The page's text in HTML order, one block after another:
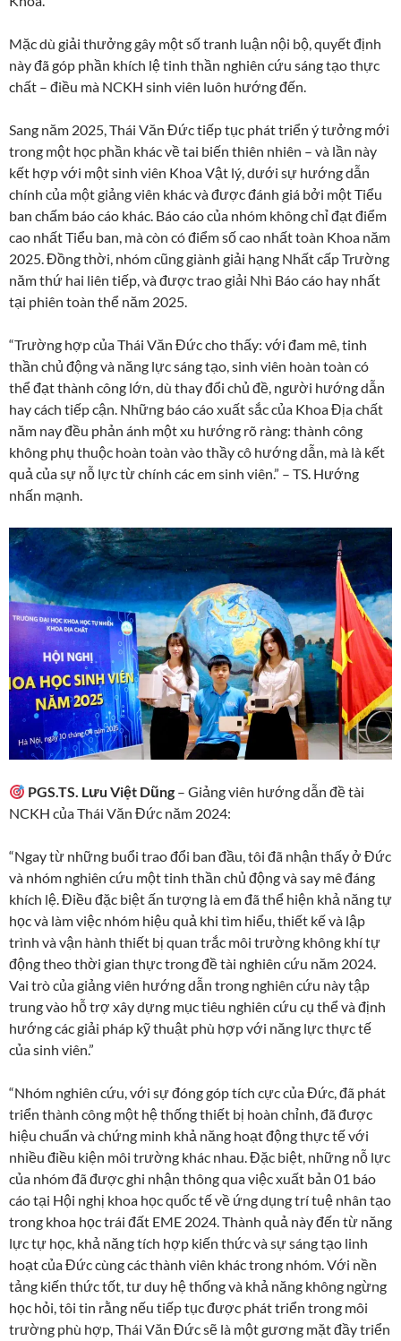
Mặc dù giải thưởng gây một số tranh luận nội bộ, quyết định
này đã góp phần khích lệ tinh thần nghiên cứu sáng tạo thực
chất – điều mà NCKH sinh viên luôn hướng đến.
Sang năm 2025, Thái Văn Đức tiếp tục phát triển ý tưởng mới
trong một học phần khác về tai biến thiên nhiên – và lần này
kết hợp với một sinh viên Khoa Vật lý, dưới sự hướng dẫn
chính của một giảng viên khác và được đánh giá bởi một Tiểu
ban chấm báo cáo khác. Báo cáo của nhóm không chỉ đạt điểm
cao nhất Tiểu ban, mà còn có điểm số cao nhất toàn Khoa năm
2025. Đồng thời, nhóm cũng giành giải hạng Nhất cấp Trường
năm thứ hai liên tiếp, và được trao giải Nhì Báo cáo hay nhất
tại phiên toàn thể năm 2025.
“Trường hợp của Thái Văn Đức cho thấy: với đam mê, tinh
thần chủ động và năng lực sáng tạo, sinh viên hoàn toàn có
thể đạt thành công lớn, dù thay đổi chủ đề, người hướng dẫn
hay cách tiếp cận. Những báo cáo xuất sắc của Khoa Địa chất
năm nay đều phản ánh một xu hướng rõ ràng: thành công
không phụ thuộc hoàn toàn vào thầy cô hướng dẫn, mà là kết
quả của sự nỗ lực từ chính các em sinh viên.” – TS. Hướng
nhấn mạnh.
PGS.TS. Lưu Việt Dũng – Giảng viên hướng dẫn đề tài
NCKH của Thái Văn Đức năm 2024:
“Ngay từ những buổi trao đổi ban đầu, tôi đã nhận thấy ở Đức
và nhóm nghiên cứu một tinh thần chủ động và say mê đáng
khích lệ. Điều đặc biệt ấn tượng là em đã thể hiện khả năng tự
học và làm việc nhóm hiệu quả khi tìm hiểu, thiết kế và lập
trình và vận hành thiết bị quan trắc môi trường không khí tự
động theo thời gian thực trong đề tài nghiên cứu năm 2024.
Vai trò của giảng viên hướng dẫn trong nghiên cứu này tập
trung vào hỗ trợ xây dựng mục tiêu nghiên cứu cụ thể và định
hướng các giải pháp kỹ thuật phù hợp với năng lực thực tế
của sinh viên.”
“Nhóm nghiên cứu, với sự đóng góp tích cực của Đức, đã phát
triển thành công một hệ thống thiết bị hoàn chỉnh, đã được
hiệu chuẩn và chứng minh khả năng hoạt động thực tế với
nhiều điều kiện môi trường khác nhau. Đặc biệt, những nỗ lực
của nhóm đã được ghi nhận thông qua việc xuất bản 01 báo
cáo tại Hội nghị khoa học quốc tế về ứng dụng trí tuệ nhân tạo
trong khoa học trái đất EME 2024. Thành quả này đến từ năng
lực tự học, khả năng tích hợp kiến thức và sự sáng tạo linh
hoạt của Đức cùng các thành viên khác trong nhóm. Với nền
tảng kiến thức tốt, tư duy hệ thống và khả năng không ngừng
học hỏi, tôi tin rằng nếu tiếp tục được phát triển trong môi
trường phù hợp, Thái Văn Đức sẽ là một gương mặt đầy triển